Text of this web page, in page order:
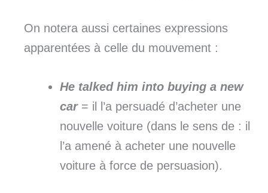
On notera aussi certaines expressions
apparentées à celle du mouvement :
He talked him into buying a new
car= il l’a persuadé d’acheter une
nouvelle voiture (dans le sens de : il
l’a amené à acheter une nouvelle
voiture à force de persuasion).